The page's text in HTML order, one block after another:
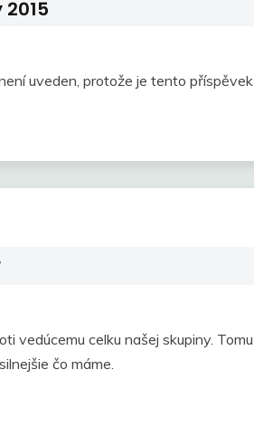
uveden, protože je tento
vedúcemu celku našej skupiny.
čo máme.